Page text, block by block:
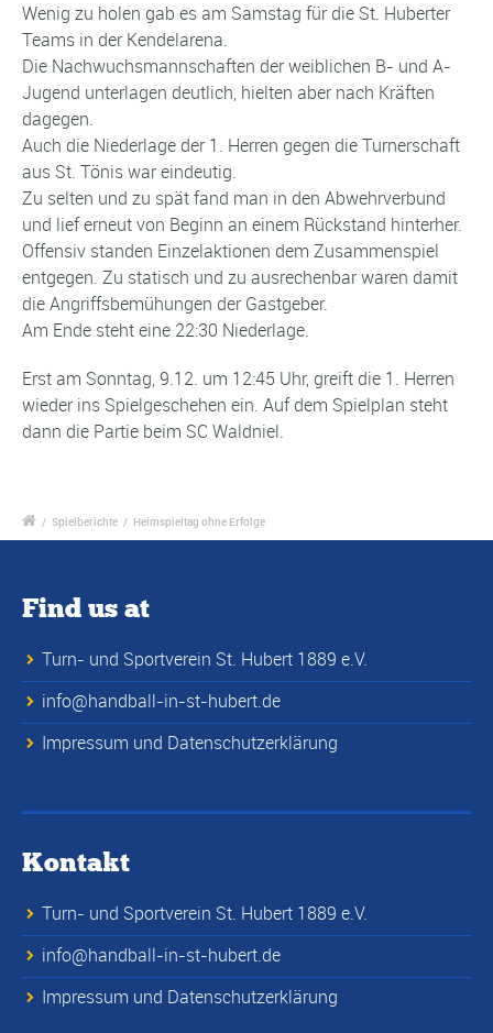
Wenig zu holen gab es am Samstag für die St. Huberter
Teams in der Kendelarena.
Die Nachwuchsmannschaften der weiblichen B- und A-
Jugend unterlagen deutlich, hielten aber nach Kräften
dagegen.
Auch die Niederlage der 1. Herren gegen die Turnerschaft
aus St. Tönis war eindeutig.
Zu selten und zu spät fand man in den Abwehrverbund
und lief erneut von Beginn an einem Rückstand hinterher.
Offensiv standen Einzelaktionen dem Zusammenspiel
entgegen. Zu statisch und zu ausrechenbar waren damit
die Angriffsbemühungen der Gastgeber.
Am Ende steht eine 22:30 Niederlage.
Erst am Sonntag, 9.12. um 12:45 Uhr, greift die 1. Herren
wieder ins Spielgeschehen ein. Auf dem Spielplan steht
dann die Partie beim SC Waldniel.
/ Spielberichte / Heimspieltag ohne Erfolge
Find us at
Turn- und Sportverein St. Hubert 1889 e.V.
info@handball-in-st-hubert.de
Impressum und Datenschutzerklärung
Kontakt
Turn- und Sportverein St. Hubert 1889 e.V.
info@handball-in-st-hubert.de
Impressum und Datenschutzerklärung